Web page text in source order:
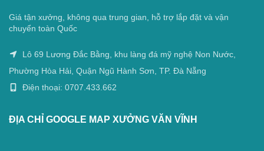
Giá tận xưởng, không qua trung gian, hỗ trợ lắp đặt và vận
chuyển toàn Quốc
Lô 69 Lương Đắc Bằng, khu làng đá mỹ nghệ Non Nước,
Phường Hòa Hải, Quận Ngũ Hành Sơn, TP. Đà Nẵng
Điện thoại: 0707.433.662
ĐỊA CHỈ GOOGLE MAP XƯỞNG VĂN VĨNH